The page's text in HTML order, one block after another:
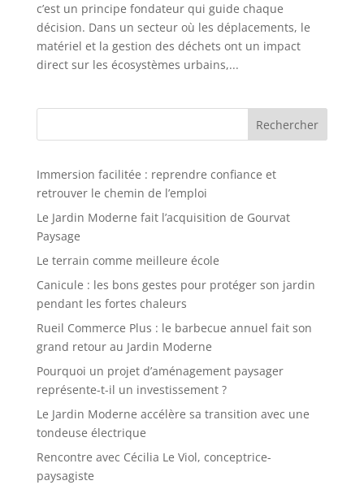
c’est un principe fondateur qui guide chaque
décision. Dans un secteur où les déplacements, le
matériel et la gestion des déchets ont un impact
direct sur les écosystèmes urbains,...
Rechercher
Immersion facilitée : reprendre confiance et
retrouver le chemin de l’emploi
Le Jardin Moderne fait l’acquisition de Gourvat
Paysage
Le terrain comme meilleure école
Canicule : les bons gestes pour protéger son jardin
pendant les fortes chaleurs
Rueil Commerce Plus : le barbecue annuel fait son
grand retour au Jardin Moderne
Pourquoi un projet d’aménagement paysager
représente-t-il un investissement ?
Le Jardin Moderne accélère sa transition avec une
tondeuse électrique
Rencontre avec Cécilia Le Viol, conceptrice-
paysagiste